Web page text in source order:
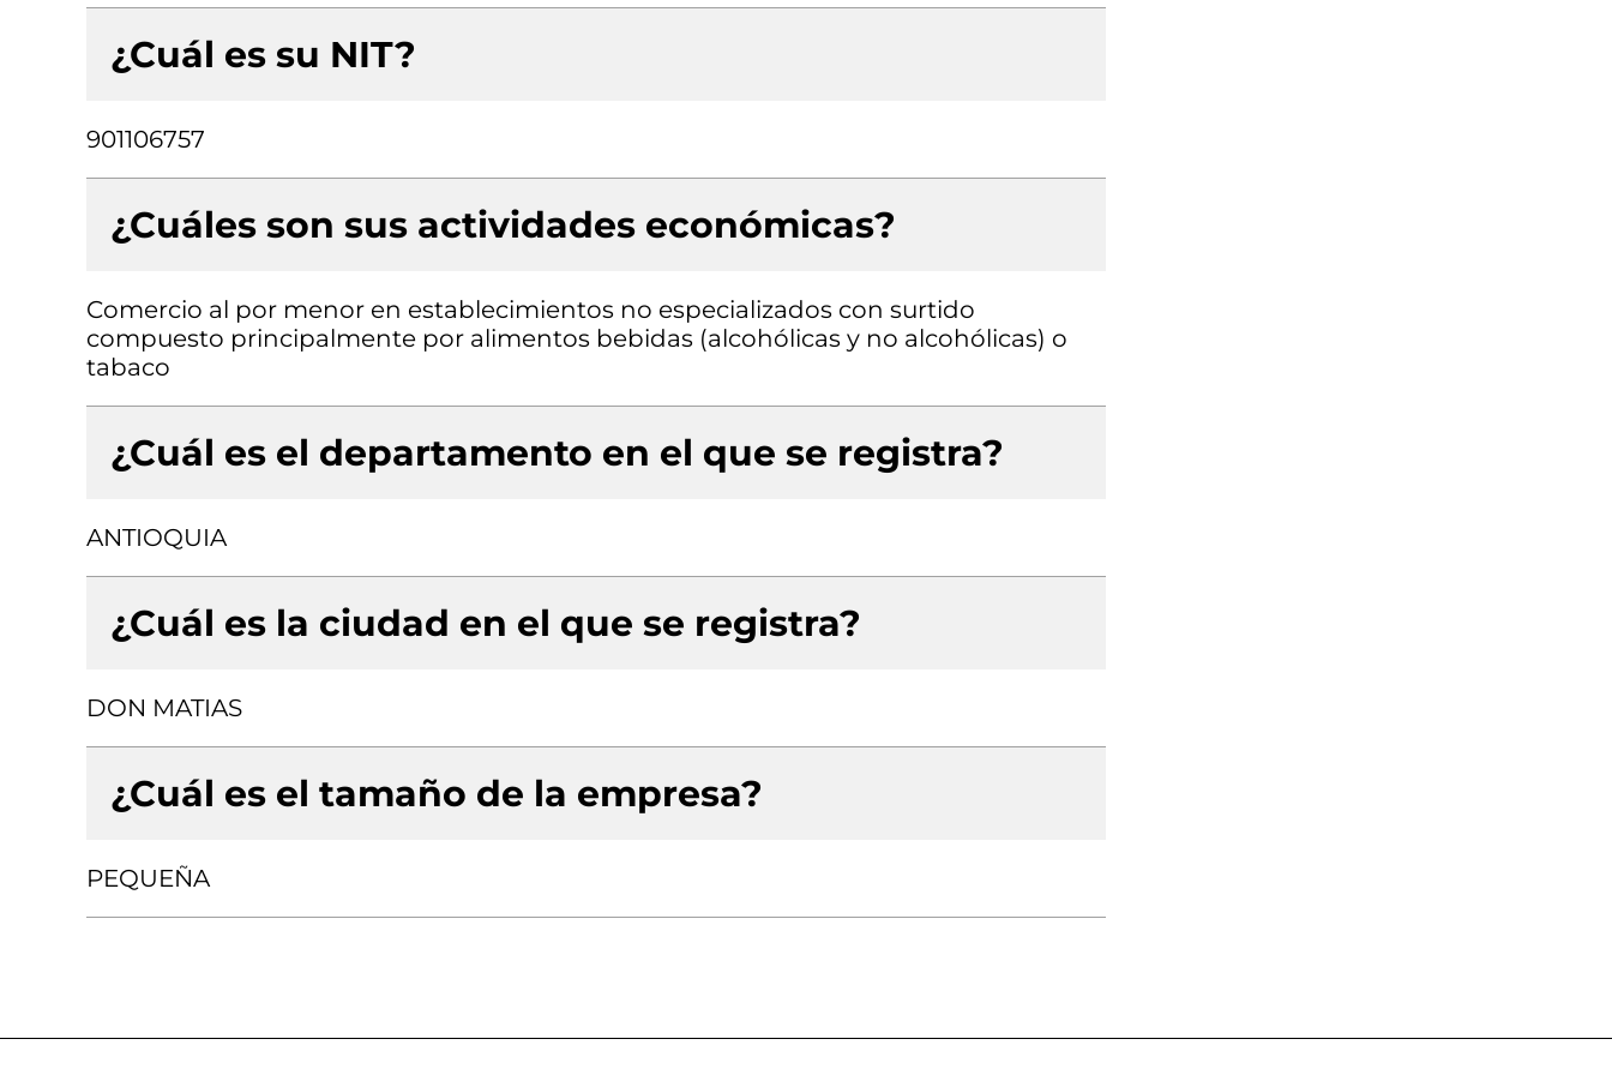
¿Cuál es su NIT?
901106757
¿Cuáles son sus actividades económicas?
Comercio al por menor en establecimientos no especializados con surtido
compuesto principalmente por alimentos bebidas (alcohólicas y no alcohólicas) o
tabaco
¿Cuál es el departamento en el que se registra?
ANTIOQUIA
¿Cuál es la ciudad en el que se registra?
DON MATIAS
¿Cuál es el tamaño de la empresa?
PEQUEÑA